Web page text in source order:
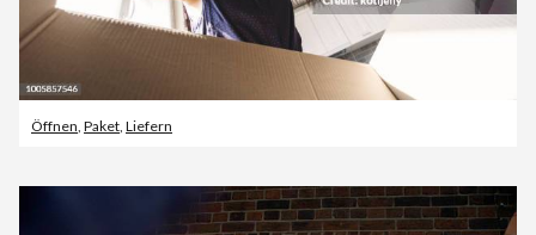
Öffnen Paket Liefern